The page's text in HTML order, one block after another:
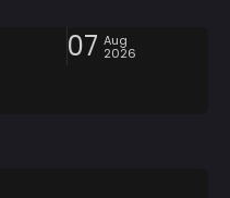
07 Aug
2026